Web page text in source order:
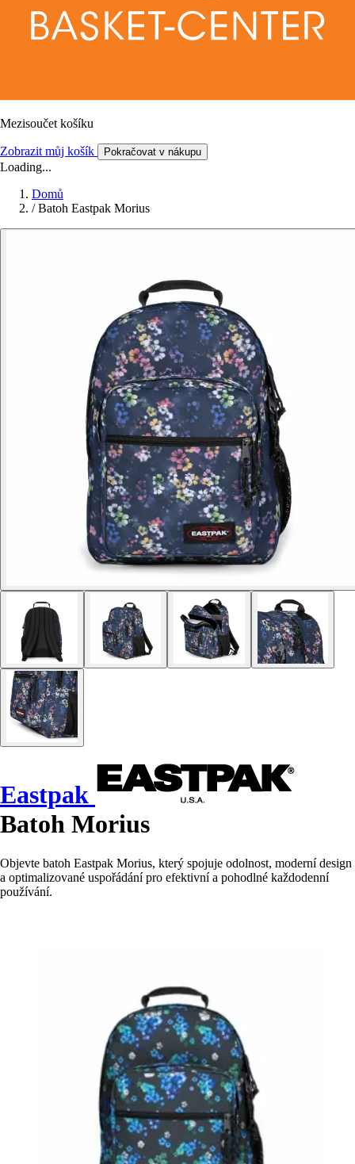
Mezisoučet košíku
Zobrazit můj košík Pokračovat v nákupu
Loading...
Domů
/ Batoh Eastpak Morius
Eastpak
Batoh Morius
Objevte batoh Eastpak Morius, který spojuje odolnost, moderní design
a optimalizované uspořádání pro efektivní a pohodlné každodenní
používání.